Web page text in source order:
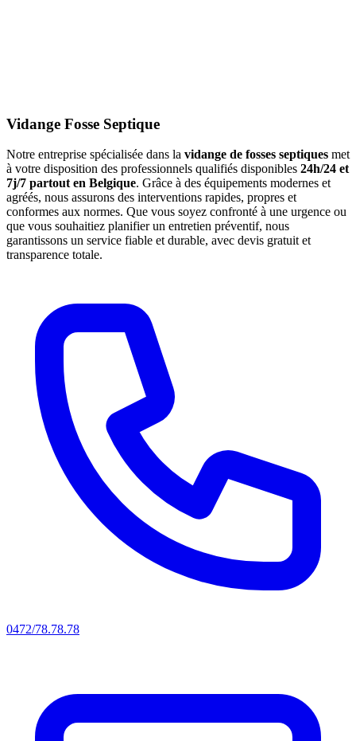
Vidange Fosse Septique
Notre entreprise spécialisée dans la vidange de fosses septiques met
à votre disposition des professionnels qualifiés disponibles 24h/24 et
7j/7 partout en Belgique. Grâce à des équipements modernes et
agréés, nous assurons des interventions rapides, propres et
conformes aux normes. Que vous soyez confronté à une urgence ou
que vous souhaitiez planifier un entretien préventif, nous
garantissons un service fiable et durable, avec devis gratuit et
transparence totale.
0472/78.78.78